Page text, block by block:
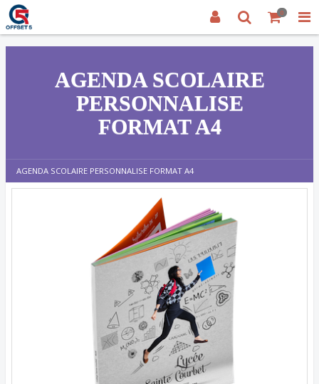
0
AGENDA SCOLAIRE
PERSONNALISE
FORMAT A4
AGENDA SCOLAIRE PERSONNALISE FORMAT A4